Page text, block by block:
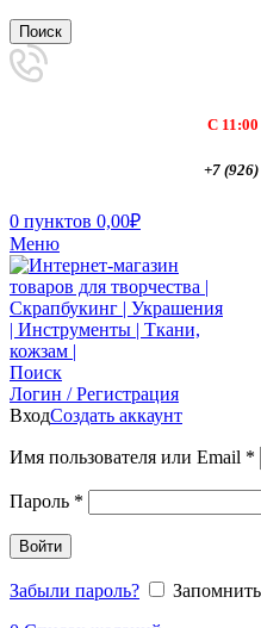
Поиск
С
+7
0 пунктов 0,00₽
Меню
Поиск
Логин / Регистрация
ВходСоздать аккаунт
Имя пользователя или Email *
Пароль *
Войти
Забыли пароль?